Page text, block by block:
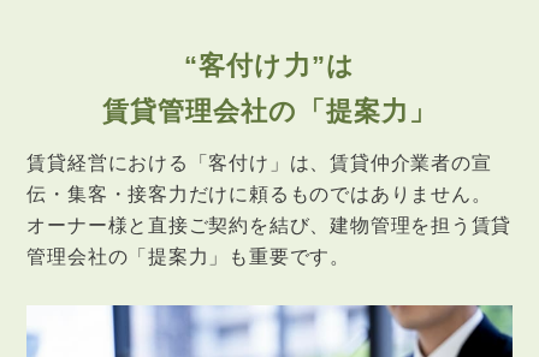
“客付け力”は
賃貸管理会社の「提案力」
賃貸経営における「客付け」は、賃貸仲介業者の宣
伝・集客・接客力だけに頼るものではありません。
オーナー様と直接ご契約を結び、建物管理を担う賃貸
管理会社の「提案力」も重要です。